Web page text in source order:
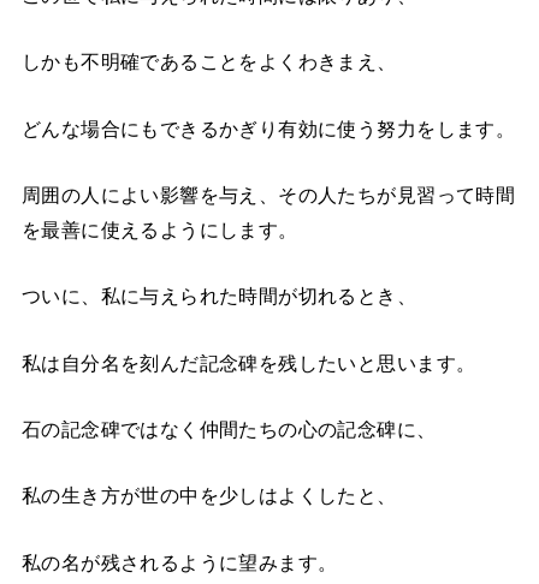
しかも不明確であることをよくわきまえ、
どんな場合にもできるかぎり有効に使う努力をします。
周囲の人によい影響を与え、その人たちが見習って時間
を最善に使えるようにします。
ついに、私に与えられた時間が切れるとき、
私は自分名を刻んだ記念碑を残したいと思います。
石の記念碑ではなく仲間たちの心の記念碑に、
私の生き方が世の中を少しはよくしたと、
私の名が残されるように望みます。